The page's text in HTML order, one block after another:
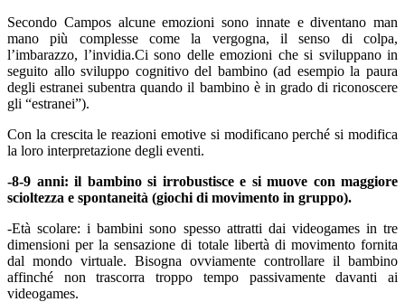
Secondo Campos alcune emozioni sono innate e diventano man
mano più complesse come la vergogna, il senso di colpa,
l’imbarazzo, l’invidia.Ci sono delle emozioni che si sviluppano in
seguito allo sviluppo cognitivo del bambino (ad esempio la paura
degli estranei subentra quando il bambino è in grado di riconoscere
gli “estranei”).
Con la crescita le reazioni emotive si modificano perché si modifica
la loro interpretazione degli eventi.
-8-9 anni: il bambino si irrobustisce e si muove con maggiore
scioltezza e spontaneità (giochi di movimento in gruppo).
-Età scolare: i bambini sono spesso attratti dai videogames in tre
dimensioni per la sensazione di totale libertà di movimento fornita
dal mondo virtuale. Bisogna ovviamente controllare il bambino
affinché non trascorra troppo tempo passivamente davanti ai
videogames.